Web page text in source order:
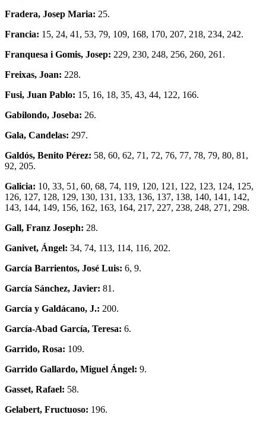
Fradera, Josep Maria: 25.
Francia: 15, 24, 41, 53, 79, 109, 168, 170, 207, 218, 234, 242.
Franquesa i Gomis, Josep: 229, 230, 248, 256, 260, 261.
Freixas, Joan: 228.
Fusi, Juan Pablo: 15, 16, 18, 35, 43, 44, 122, 166.
Gabilondo, Joseba: 26.
Gala, Candelas: 297.
Galdós, Benito Pérez: 58, 60, 62, 71, 72, 76, 77, 78, 79, 80, 81,
92, 205.
Galicia: 10, 33, 51, 60, 68, 74, 119, 120, 121, 122, 123, 124, 125,
126, 127, 128, 129, 130, 131, 133, 136, 137, 138, 140, 141, 142,
143, 144, 149, 156, 162, 163, 164, 217, 227, 238, 248, 271, 298.
Gall, Franz Joseph: 28.
Ganivet, Ángel: 34, 74, 113, 114, 116, 202.
García Barrientos, José Luis: 6, 9.
García Sánchez, Javier: 81.
García y Galdácano, J.: 200.
García-Abad García, Teresa: 6.
Garrido, Rosa: 109.
Garrido Gallardo, Miguel Ángel: 9.
Gasset, Rafael: 58.
Gelabert, Fructuoso: 196.